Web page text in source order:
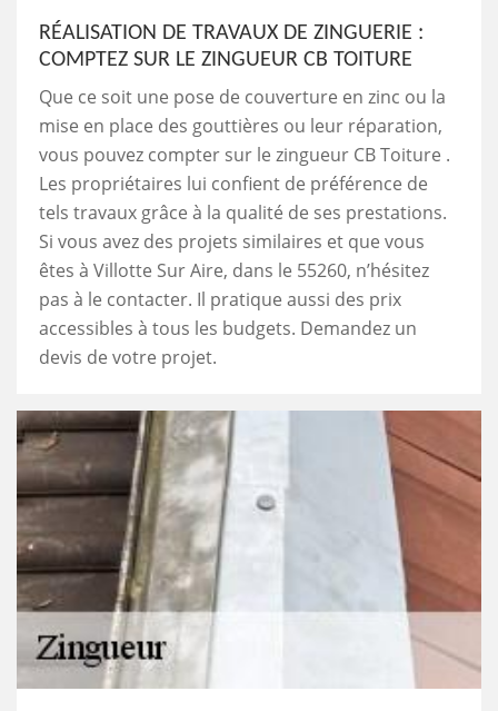
RÉALISATION DE TRAVAUX DE ZINGUERIE :
COMPTEZ SUR LE ZINGUEUR CB TOITURE
Que ce soit une pose de couverture en zinc ou la
mise en place des gouttières ou leur réparation,
vous pouvez compter sur le zingueur CB Toiture .
Les propriétaires lui confient de préférence de
tels travaux grâce à la qualité de ses prestations.
Si vous avez des projets similaires et que vous
êtes à Villotte Sur Aire, dans le 55260, n’hésitez
pas à le contacter. Il pratique aussi des prix
accessibles à tous les budgets. Demandez un
devis de votre projet.